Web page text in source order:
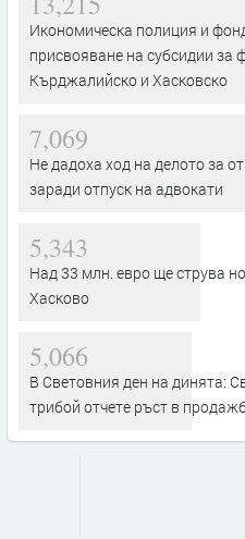
Икономическа полиция и
присвояване на субсидии за
Кърджалийско и Хасковско
7,069
Не дадоха ход на делото за
заради отпуск на адвокати
5,343
Над 33 млн. евро ще струва
Хасково
5,066
В Световния ден на динята:
трибой отчете ръст в